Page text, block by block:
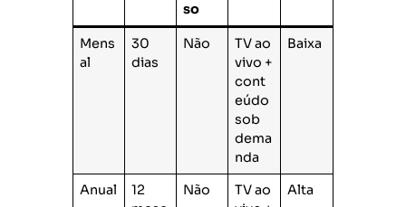
so
Mens
al
30
dias
Não
TV ao
vivo +
cont
eúdo
sob
dema
nda
Baixa
Anual
12
Não
TV ao
Alta